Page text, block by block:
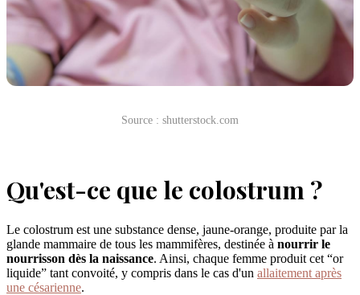
Source : shutterstock.com
Qu'est-ce que le colostrum ?
Le colostrum est une substance dense, jaune-orange, produite par la
glande mammaire de tous les mammifères, destinée à nourrir le
nourrisson dès la naissance. Ainsi, chaque femme produit cet “or
liquide” tant convoité, y compris dans le cas d'un allaitement après
une césarienne.